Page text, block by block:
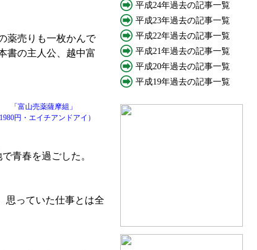
薬売りも一枚かんで
書の主人公、越中富
「富山売薬薩摩組」
1980円・エイチアンドアイ）
青春を過ごした。
思っていた仕事とは全
平成24年過去の記事一覧
平成23年過去の記事一覧
平成22年過去の記事一覧
平成21年過去の記事一覧
平成20年過去の記事一覧
平成19年過去の記事一覧